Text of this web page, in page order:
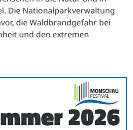
Die Nationalparkverwaltung
die Waldbrandgefahr bei
und den extremen